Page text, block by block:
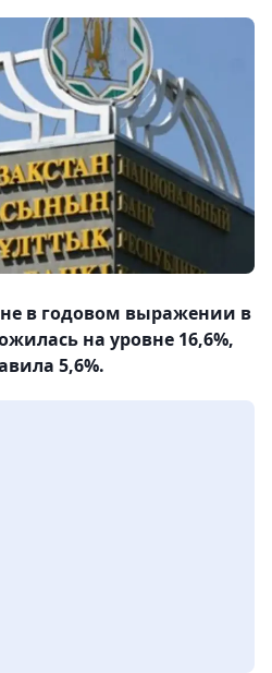
в годовом выражении в
на уровне 16,6%,
5,6%.